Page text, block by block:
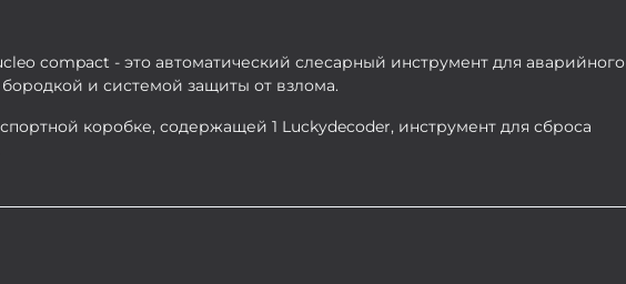
compact - это автоматический слесарный инструмент для аварийного
и системой защиты от взлома.
коробке, содержащей 1 Luckydecoder, инструмент для сброса